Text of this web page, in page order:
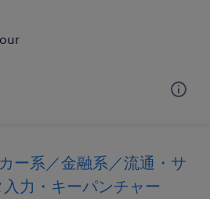
ー系／金融系／流通・サ
力・キーパンチャー